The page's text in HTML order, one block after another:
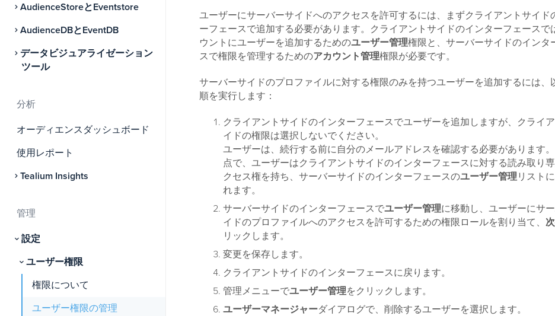
AudienceStoreとEventstore
AudienceDBとEventDB
データビジュアライゼーション
ツール
分析
オーディエンスダッシュボード
使用レポート
Tealium Insights
管理
設定
ユーザー権限
権限について
ユーザー権限の管理
ユーザーにサーバーサイドへのアクセスを許可するには、まずクライアントサイド
ーフェースで追加する必要があります。クライアントサイドのインターフェースで
ウントにユーザーを追加するためのユーザー管理権限と、サーバーサイドのインタ
スで権限を管理するためのアカウント管理権限が必要です。
サーバーサイドのプロファイルに対する権限のみを持つユーザーを追加するには、
順を実行します：
クライアントサイドのインターフェースでユーザーを追加しますが、クライ
イドの権限は選択しないでください。
ユーザーは、続行する前に自分のメールアドレスを確認する必要があります
点で、ユーザーはクライアントサイドのインターフェースに対する読み取り
クセス権を持ち、サーバーサイドのインターフェースのユーザー管理 リスト
れます。
サーバーサイドのインターフェースでユーザー管理に移動し、ユーザーにサ
イドのプロファイルへのアクセスを許可するための権限ロールを割り当て、
リックします。
変更を保存します。
クライアントサイドのインターフェースに戻ります。
管理メニューでユーザー管理をクリックします。
ユーザーマネージャーダイアログで、削除するユーザーを選択します。